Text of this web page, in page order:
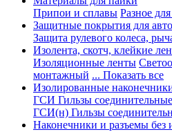
Припои и сплавы Разное
Защитные покрытия для
Защита рулевого колеса,
Изолента, скотч, клейкие
Изоляционные ленты
монтажный ... Показать все
Изолированные
ГСИ Гильзы
ГСИ(н) Гильзы
Наконечники и разъемы без